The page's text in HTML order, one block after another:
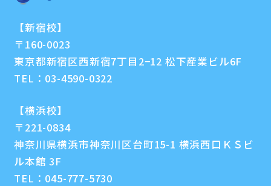
【新宿校】
〒160-0023
東京都新宿区西新宿7丁目2−12 松下産業ビル6F
TEL： 03-4590-0322
【横浜校】
〒221-0834
神奈川県横浜市神奈川区台町15-1 横浜西口ＫＳビ
ル本館 3F
TEL： 045-777-5730